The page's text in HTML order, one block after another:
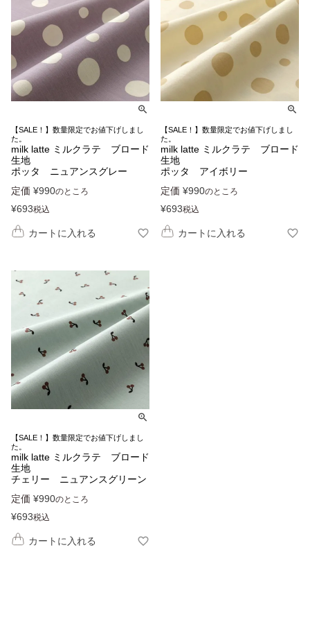
【SALE！】数量限定でお値下げしまし
た。
milk latte ミルクラテ ブロード
生地
ポッタ ニュアンスグレー
定価 ¥990のところ
¥693税込
カートに入れる
【SALE！】数量限定でお値下げしまし
た。
milk latte ミルクラテ ブロード
生地
ポッタ アイボリー
定価 ¥990のところ
¥693税込
カートに入れる
【SALE！】数量限定でお値下げしまし
た。
milk latte ミルクラテ ブロード
生地
チェリー ニュアンスグリーン
定価 ¥990のところ
¥693税込
カートに入れる